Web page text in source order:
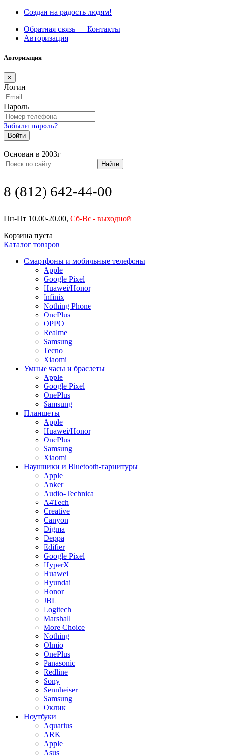
Создан на радость людям!
Обратная связь — Контакты
Авторизация
Авторизация
×
Логин
Пароль
Забыли пароль?
Войти
Основан в 2003г
Найти
8 (812) 642-44-00
Пн-Пт 10.00-20.00, Сб-Вс - выходной
Корзина пуста
Каталог товаров
Смартфоны и мобильные телефоны
Apple
Google Pixel
Huawei/Honor
Infinix
Nothing Phone
OnePlus
OPPO
Realme
Samsung
Tecno
Xiaomi
Умные часы и браслеты
Apple
Google Pixel
OnePlus
Samsung
Планшеты
Apple
Huawei/Honor
OnePlus
Samsung
Xiaomi
Наушники и Bluetooth-гарнитуры
Apple
Anker
Audio-Technica
A4Tech
Creative
Canyon
Digma
Deppa
Edifier
Google Pixel
HyperX
Huawei
Hyundai
Honor
JBL
Logitech
Marshall
More Choice
Nothing
Olmio
OnePlus
Panasonic
Redline
Sony
Sennheiser
Samsung
Оклик
Ноутбуки
Aquarius
ARK
Apple
Asus